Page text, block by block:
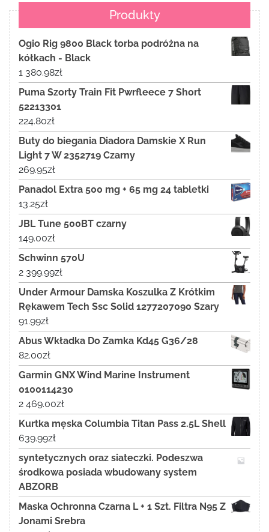
Produkty
Ogio Rig 9800 Black torba podróżna na
kółkach - Black
1 380.98zł
Puma Szorty Train Fit Pwrfleece 7 Short
52213301
224.80zł
Buty do biegania Diadora Damskie X Run
Light 7 W 2352719 Czarny
269.95zł
Panadol Extra 500 mg + 65 mg 24 tabletki
13.25zł
JBL Tune 500BT czarny
149.00zł
Schwinn 570U
2 399.99zł
Under Armour Damska Koszulka Z Krótkim
Rękawem Tech Ssc Solid 1277207090 Szary
91.99zł
Abus Wkładka Do Zamka Kd45 G36/28
82.00zł
Garmin GNX Wind Marine Instrument
0100114230
2 469.00zł
Kurtka męska Columbia Titan Pass 2.5L Shell
639.99zł
syntetycznych oraz siateczki. Podeszwa
środkowa posiada wbudowany system
ABZORB
Maska Ochronna Czarna L + 1 Szt. Filtra N95 Z
Jonami Srebra